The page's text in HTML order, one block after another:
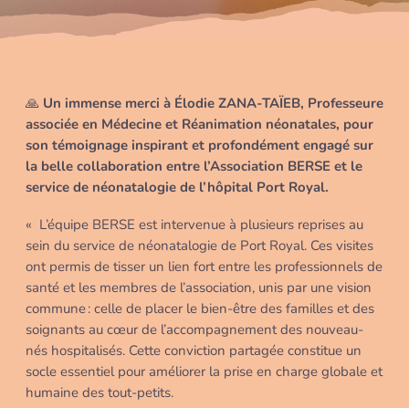
🙏 Un immense merci à Élodie ZANA-TAÏEB, Professeure
associée en Médecine et Réanimation néonatales, pour
son témoignage inspirant et profondément engagé sur
la belle collaboration entre l’Association BERSE et le
service de néonatalogie de l’hôpital Port Royal.
« L’équipe BERSE est intervenue à plusieurs reprises au
sein du service de néonatalogie de Port Royal. Ces visites
ont permis de tisser un lien fort entre les professionnels de
santé et les membres de l’association, unis par une vision
commune : celle de placer le bien-être des familles et des
soignants au cœur de l’accompagnement des nouveau-
nés hospitalisés. Cette conviction partagée constitue un
socle essentiel pour améliorer la prise en charge globale et
humaine des tout-petits.